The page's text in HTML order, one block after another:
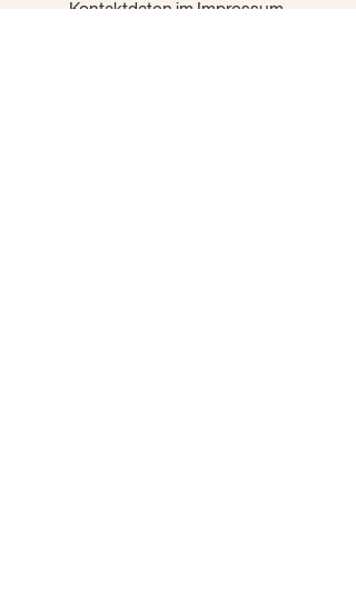
Kontaktdaten im Impressum.